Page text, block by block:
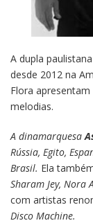
A dupla paulistana
desde 2012 na
Flora
melodias.
A dinamarquesa
Rússia, Egito,
Brasil. Ela
Sharam Jey, Nora
com artistas
Disco Machine.